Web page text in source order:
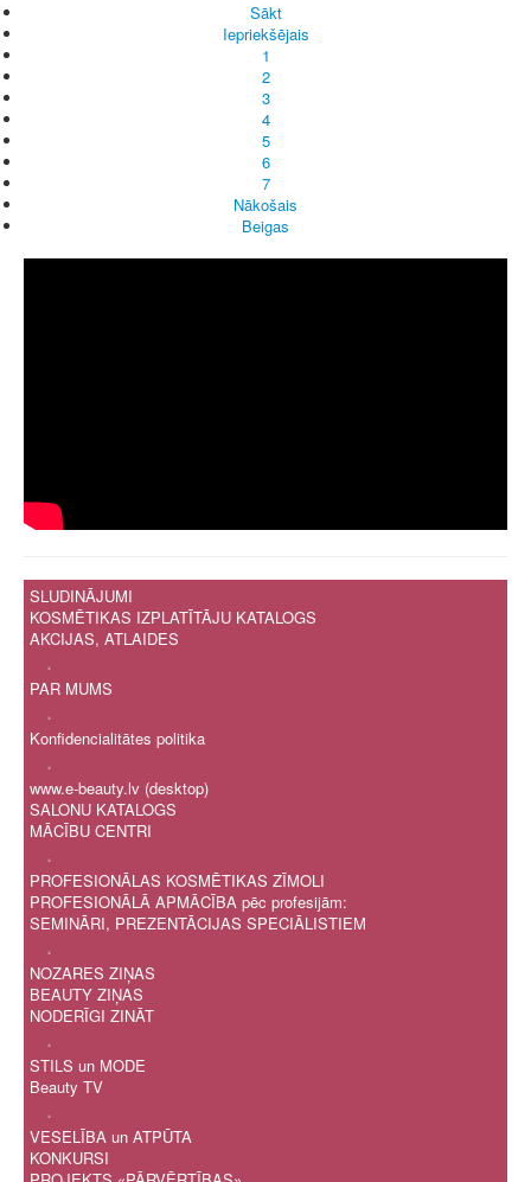
Sākt
Iepriekšējais
1
2
3
4
5
6
7
Nākošais
Beigas
SLUDINĀJUMI
KOSMĒTIKAS IZPLATĪTĀJU KATALOGS
AKCIJAS, ATLAIDES
.
PAR MUMS
.
Konfidencialitātes politika
.
www.e-beauty.lv (desktop)
SALONU KATALOGS
MĀCĪBU CENTRI
.
PROFESIONĀLAS KOSMĒTIKAS ZĪMOLI
PROFESIONĀLĀ APMĀCĪBA pēc profesijām:
SEMINĀRI, PREZENTĀCIJAS SPECIĀLISTIEM
.
NOZARES ZIŅAS
BEAUTY ZIŅAS
NODERĪGI ZINĀT
.
STILS un MODE
Beauty TV
.
VESELĪBA un ATPŪTA
KONKURSI